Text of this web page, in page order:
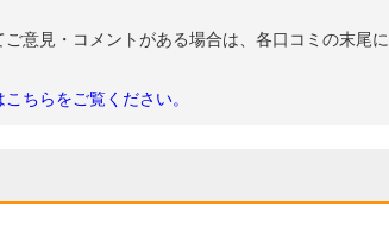
意見・コメントがある場合は、各口コミの末尾
ちらをご覧ください。